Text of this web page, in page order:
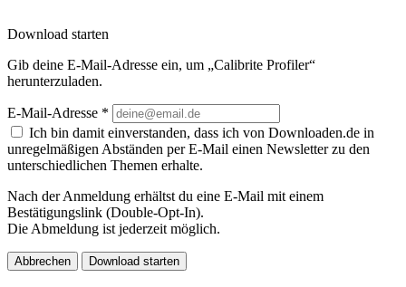
Download starten
Gib deine E-Mail-Adresse ein, um „Calibrite Profiler“
herunterzuladen.
E-Mail-Adresse *
Ich bin damit einverstanden, dass ich von Downloaden.de in
unregelmäßigen Abständen per E-Mail einen Newsletter zu den
unterschiedlichen Themen erhalte.
Nach der Anmeldung erhältst du eine E-Mail mit einem
Bestätigungslink (Double-Opt-In).
Die Abmeldung ist jederzeit möglich.
Abbrechen Download starten